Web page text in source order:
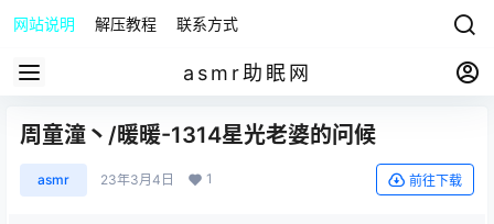
网站说明 解压教程 联系方式
asmr助眠网
周童潼丶/暖暖-1314星光老婆的问候
asmr 23年3月4日 1 前往下载